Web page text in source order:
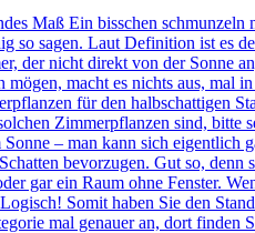
Maß Ein bisschen
so sagen. Laut Definition ist es
nicht direkt von der Sonne
macht es nichts aus, mal
für den halbschattigen
Zimmerpflanzen sind, bitte
– man kann sich eigentlich
bevorzugen. Gut so,
gar ein Raum ohne Fenster.
Somit haben Sie den
mal genauer an, dort